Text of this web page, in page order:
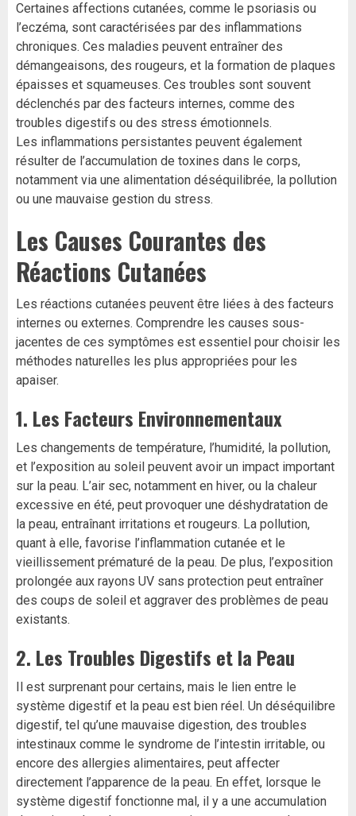
Certaines affections cutanées, comme le psoriasis ou
l’eczéma, sont caractérisées par des inflammations
chroniques. Ces maladies peuvent entraîner des
démangeaisons, des rougeurs, et la formation de plaques
épaisses et squameuses. Ces troubles sont souvent
déclenchés par des facteurs internes, comme des
troubles digestifs ou des stress émotionnels.
Les inflammations persistantes peuvent également
résulter de l’accumulation de toxines dans le corps,
notamment via une alimentation déséquilibrée, la pollution
ou une mauvaise gestion du stress.
Les Causes Courantes des
Réactions Cutanées
Les réactions cutanées peuvent être liées à des facteurs
internes ou externes. Comprendre les causes sous-
jacentes de ces symptômes est essentiel pour choisir les
méthodes naturelles les plus appropriées pour les
apaiser.
1. Les Facteurs Environnementaux
Les changements de température, l’humidité, la pollution,
et l’exposition au soleil peuvent avoir un impact important
sur la peau. L’air sec, notamment en hiver, ou la chaleur
excessive en été, peut provoquer une déshydratation de
la peau, entraînant irritations et rougeurs. La pollution,
quant à elle, favorise l’inflammation cutanée et le
vieillissement prématuré de la peau. De plus, l’exposition
prolongée aux rayons UV sans protection peut entraîner
des coups de soleil et aggraver des problèmes de peau
existants.
2. Les Troubles Digestifs et la Peau
Il est surprenant pour certains, mais le lien entre le
système digestif et la peau est bien réel. Un déséquilibre
digestif, tel qu’une mauvaise digestion, des troubles
intestinaux comme le syndrome de l’intestin irritable, ou
encore des allergies alimentaires, peut affecter
directement l’apparence de la peau. En effet, lorsque le
système digestif fonctionne mal, il y a une accumulation